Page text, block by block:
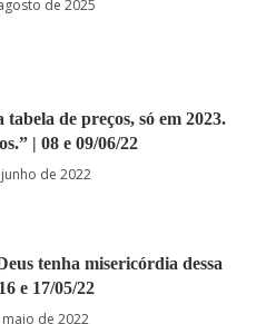
de 2025
tabela de preços, só em 2023.
| 08 e 09/06/22
de 2022
tenha misericórdia dessa
e 17/05/22
de 2022